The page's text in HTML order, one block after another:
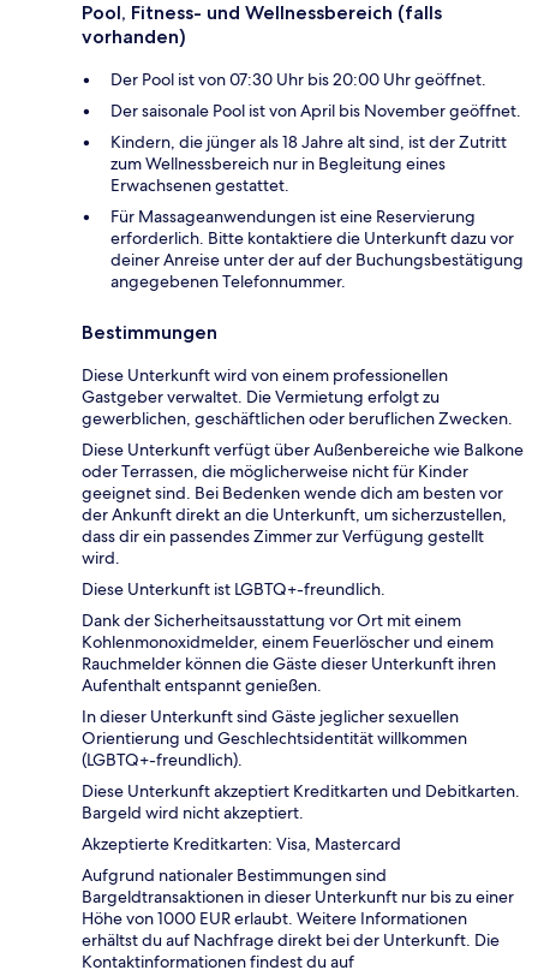
Pool, Fitness- und Wellnessbereich (falls
vorhanden)
Der Pool ist von 07:30 Uhr bis 20:00 Uhr geöffnet.
Der saisonale Pool ist von April bis November geöffnet.
Kindern, die jünger als 18 Jahre alt sind, ist der Zutritt
zum Wellnessbereich nur in Begleitung eines
Erwachsenen gestattet.
Für Massageanwendungen ist eine Reservierung
erforderlich. Bitte kontaktiere die Unterkunft dazu vor
deiner Anreise unter der auf der Buchungsbestätigung
angegebenen Telefonnummer.
Bestimmungen
Diese Unterkunft wird von einem professionellen
Gastgeber verwaltet. Die Vermietung erfolgt zu
gewerblichen, geschäftlichen oder beruflichen Zwecken.
Diese Unterkunft verfügt über Außenbereiche wie Balkone
oder Terrassen, die möglicherweise nicht für Kinder
geeignet sind. Bei Bedenken wende dich am besten vor
der Ankunft direkt an die Unterkunft, um sicherzustellen,
dass dir ein passendes Zimmer zur Verfügung gestellt
wird.
Diese Unterkunft ist LGBTQ+-freundlich.
Dank der Sicherheitsausstattung vor Ort mit einem
Kohlenmonoxidmelder, einem Feuerlöscher und einem
Rauchmelder können die Gäste dieser Unterkunft ihren
Aufenthalt entspannt genießen.
In dieser Unterkunft sind Gäste jeglicher sexuellen
Orientierung und Geschlechtsidentität willkommen
(LGBTQ+-freundlich).
Diese Unterkunft akzeptiert Kreditkarten und Debitkarten.
Bargeld wird nicht akzeptiert.
Akzeptierte Kreditkarten: Visa, Mastercard
Aufgrund nationaler Bestimmungen sind
Bargeldtransaktionen in dieser Unterkunft nur bis zu einer
Höhe von 1000 EUR erlaubt. Weitere Informationen
erhältst du auf Nachfrage direkt bei der Unterkunft. Die
Kontaktinformationen findest du auf